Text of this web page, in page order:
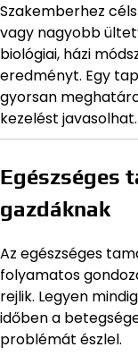
Szakemberhez
vagy nagyobb
biológiai, házi
eredményt. Egy
gyorsan
kezelést javasolhat.
Egészséges
gazdáknak
Az egészséges
folyamatos
rejlik. Legyen
időben a
problémát észlel.